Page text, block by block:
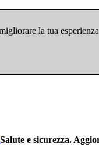
la tua
Salute e sicurezza.